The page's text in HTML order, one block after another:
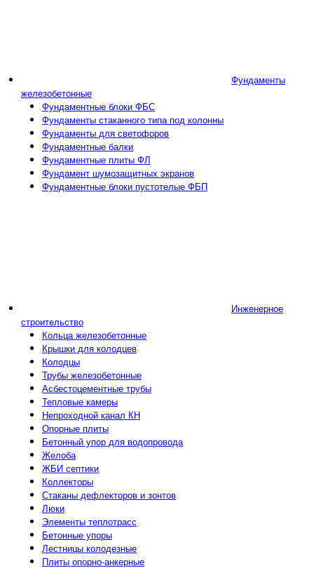
Фундаменты
железобетонные
Фундаментные блоки ФБС
Фундаменты стаканного типа под колонны
Фундаменты для светофоров
Фундаментные балки
Фундаментные плиты ФЛ
Фундамент шумозащитных экранов
Фундаментные блоки пустотелые ФБП
Инженерное
строительство
Кольца железобетонные
Крышки для колодцев
Колодцы
Трубы железобетонные
Асбестоцементные трубы
Тепловые камеры
Непроходной канал КН
Опорные плиты
Бетонный упор для водопровода
Желоба
ЖБИ септики
Коллекторы
Стаканы дефлекторов и зонтов
Люки
Элементы теплотрасс
Бетонные упоры
Лестницы колодезные
Плиты опорно-анкерные